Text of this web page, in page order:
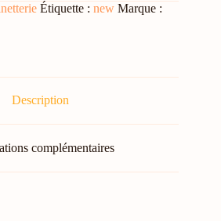
Étiquette : new Marque :
Description
complémentaires